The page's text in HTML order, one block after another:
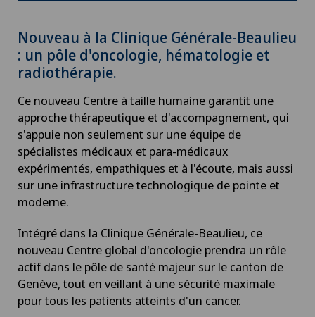
Nouveau à la Clinique Générale-Beaulieu
: un pôle d'oncologie, hématologie et
radiothérapie.
Ce nouveau Centre à taille humaine garantit une
approche thérapeutique et d'accompagnement, qui
s'appuie non seulement sur une équipe de
spécialistes médicaux et para-médicaux
expérimentés, empathiques et à l'écoute, mais aussi
sur une infrastructure technologique de pointe et
moderne.
Intégré dans la Clinique Générale-Beaulieu, ce
nouveau Centre global d'oncologie prendra un rôle
actif dans le pôle de santé majeur sur le canton de
Genève, tout en veillant à une sécurité maximale
pour tous les patients atteints d'un cancer.